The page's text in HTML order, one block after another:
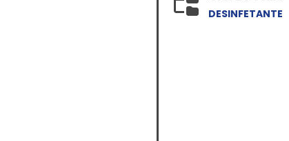
DESINFETANTE